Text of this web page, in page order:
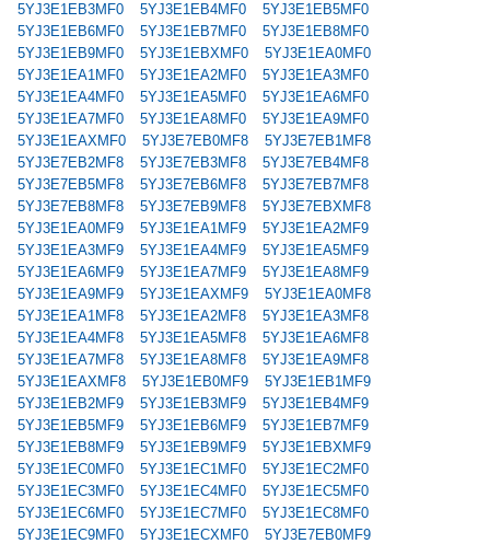
5YJ3E1EB3MF0
5YJ3E1EB4MF0
5YJ3E1EB5MF0
5YJ3E1EB6MF0
5YJ3E1EB7MF0
5YJ3E1EB8MF0
5YJ3E1EB9MF0
5YJ3E1EBXMF0
5YJ3E1EA0MF0
5YJ3E1EA1MF0
5YJ3E1EA2MF0
5YJ3E1EA3MF0
5YJ3E1EA4MF0
5YJ3E1EA5MF0
5YJ3E1EA6MF0
5YJ3E1EA7MF0
5YJ3E1EA8MF0
5YJ3E1EA9MF0
5YJ3E1EAXMF0
5YJ3E7EB0MF8
5YJ3E7EB1MF8
5YJ3E7EB2MF8
5YJ3E7EB3MF8
5YJ3E7EB4MF8
5YJ3E7EB5MF8
5YJ3E7EB6MF8
5YJ3E7EB7MF8
5YJ3E7EB8MF8
5YJ3E7EB9MF8
5YJ3E7EBXMF8
5YJ3E1EA0MF9
5YJ3E1EA1MF9
5YJ3E1EA2MF9
5YJ3E1EA3MF9
5YJ3E1EA4MF9
5YJ3E1EA5MF9
5YJ3E1EA6MF9
5YJ3E1EA7MF9
5YJ3E1EA8MF9
5YJ3E1EA9MF9
5YJ3E1EAXMF9
5YJ3E1EA0MF8
5YJ3E1EA1MF8
5YJ3E1EA2MF8
5YJ3E1EA3MF8
5YJ3E1EA4MF8
5YJ3E1EA5MF8
5YJ3E1EA6MF8
5YJ3E1EA7MF8
5YJ3E1EA8MF8
5YJ3E1EA9MF8
5YJ3E1EAXMF8
5YJ3E1EB0MF9
5YJ3E1EB1MF9
5YJ3E1EB2MF9
5YJ3E1EB3MF9
5YJ3E1EB4MF9
5YJ3E1EB5MF9
5YJ3E1EB6MF9
5YJ3E1EB7MF9
5YJ3E1EB8MF9
5YJ3E1EB9MF9
5YJ3E1EBXMF9
5YJ3E1EC0MF0
5YJ3E1EC1MF0
5YJ3E1EC2MF0
5YJ3E1EC3MF0
5YJ3E1EC4MF0
5YJ3E1EC5MF0
5YJ3E1EC6MF0
5YJ3E1EC7MF0
5YJ3E1EC8MF0
5YJ3E1EC9MF0
5YJ3E1ECXMF0
5YJ3E7EB0MF9